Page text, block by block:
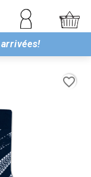
favorite_border